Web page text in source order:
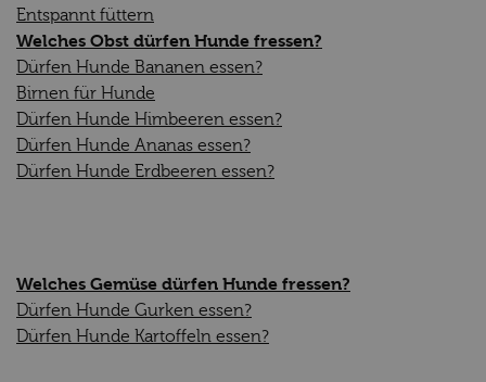
Entspannt füttern
Welches Obst dürfen Hunde fressen?
Dürfen Hunde Bananen essen?
Birnen für Hunde
Dürfen Hunde Himbeeren essen?
Dürfen Hunde Ananas essen?
Dürfen Hunde Erdbeeren essen?
Welches Gemüse dürfen Hunde fressen?
Dürfen Hunde Gurken essen?
Dürfen Hunde Kartoffeln essen?